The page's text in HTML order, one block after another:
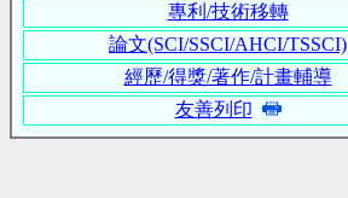
專利/技術移轉
論文(SCI/SSCI/AHCI/TSSCI)
經歷/得獎/著作/計畫輔導
友善列印